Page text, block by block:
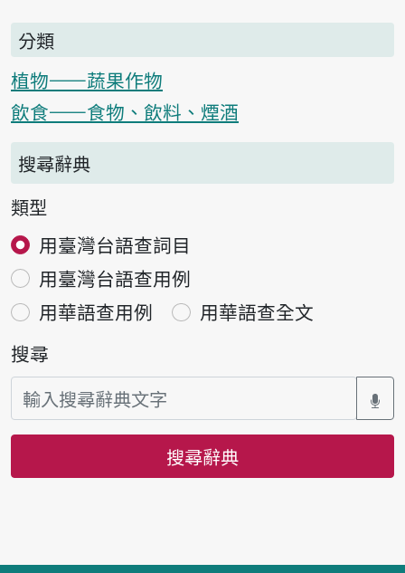
分類
植物——蔬果作物
飲食——食物、飲料、煙酒
搜尋辭典
類型
用臺灣台語查詞目
用臺灣台語查用例
用華語查用例
用華語查全文
搜尋
搜尋辭典